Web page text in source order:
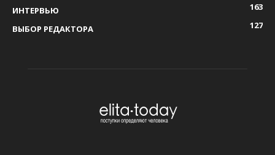
ИНТЕРВЬЮ
163
ВЫБОР РЕДАКТОРА
127